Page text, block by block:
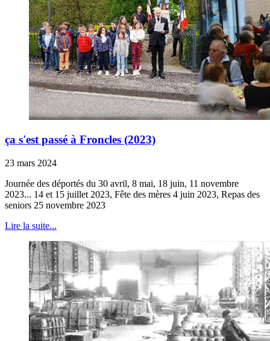
ça s'est passé à Froncles (2023)
23 mars 2024
Journée des déportés du 30 avril, 8 mai, 18 juin, 11 novembre
2023... 14 et 15 juillet 2023, Fête des mères 4 juin 2023, Repas des
seniors 25 novembre 2023
Lire la suite...